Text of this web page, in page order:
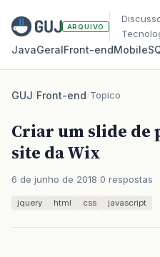
ARQUIVO
JavaGeralFront‑endMobile
GUJ/Front-end/Topico
Criar um slide de
site da Wix
6 de junho de 2018 0 respostas
jquery html css javascript